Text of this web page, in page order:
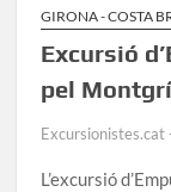
GIRONA - COSTA
Excursió
pel
Excursionistes.cat
L’excursió